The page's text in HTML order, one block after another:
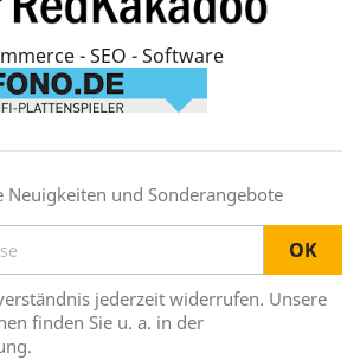
- SEO - Software
Neuigkeiten und Sonderangebote
jederzeit widerrufen. Unsere
finden Sie u. a. in der